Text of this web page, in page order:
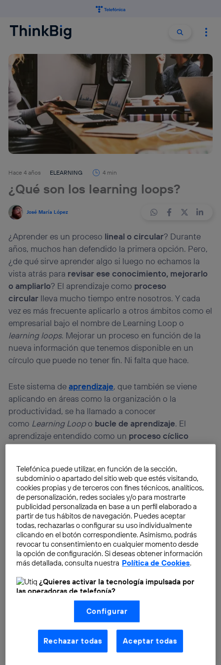
Buscar
Hace 4 años ELEARNING 4 min
¿Qué son los learning loops?
José María López
¿Aprender es un proceso lineal o circular? Durante
años, muchos han defendido la primera opción. Pero,
¿de qué sirve aprender algo si luego no echamos la
vista atrás para revisar ese conocimiento, mejorarlo
o ampliarlo? El aprendizaje como proceso
circular lleva mucho tiempo entre nosotros. Y cada
vez es más frecuente aplicarlo a otros ámbitos como el
empresarial bajo el nombre de Learning Loop o
learning loops. Mejorar un proceso en función de la
nueva información que tenemos disponible en un
círculo que puede no tener fin. Ni falta que hace.
Este sistema deaprendizaje, que también se viene
aplicando en áreas como la organización o la
productividad, se ha llamado a conocer
como Learning Loopo bucle de aprendizaje. El
aprendizaje entendido como un proceso cíclico
continuo. Un proceso que consta de ciclos que van
A para retroalimentar y mejorar el ciclo al completo.
Telefónica puede utilizar, en función de la sección,
subdominio o apartado del sitio web que estés visitando,
cookies propias y de terceros con fines técnicos, analíticos,
de personalización, redes sociales y/o para mostrarte
publicidad personalizada en base a un perfil elaborado a
partir de tus hábitos de navegación. Puedes aceptar
todas, rechazarlas o configurar su uso individualmente
clicando en el botón correspondiente. Asimismo, podrás
revocar tu consentimiento en cualquier momento desde
la opción de configuración. Si deseas obtener información
más detallada, consulta nuestra Política de Cookies.
¿Quieres activar la tecnología impulsada por
las operadoras de telefonía?
Nosotros, Telefónica S.A., utilizamos la tecnología Utiq para
realizar nuestras acciones de marketing digital o análisis
(como se describe en este aviso de consentimiento)
basadas en tu navegación en nuestra(s) web(s)
aquí(solo cuando utilizas una conexión a
internet habilitada , proporcionada por una de las
operadoras de telefonía participantes, y otorgas tu
Configurar
Rechazar todas Aceptar todas